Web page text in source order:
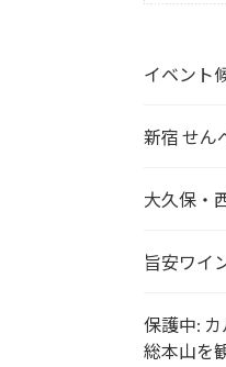
イベント
新宿 せん
大久保・
旨安ワイ
保護中:
総本山を